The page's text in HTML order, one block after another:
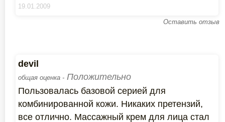
19.01.2009
Оставить отзыв
devil
общая оценка - Положительно
Пользовалась базовой серией для
комбинированной кожи. Никаких претензий,
все отлично. Массажный крем для лица стал